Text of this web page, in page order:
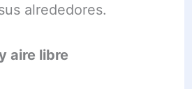
alrededores.
aire libre